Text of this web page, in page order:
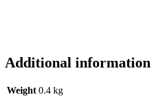
Additional information
Weight 0.4 kg